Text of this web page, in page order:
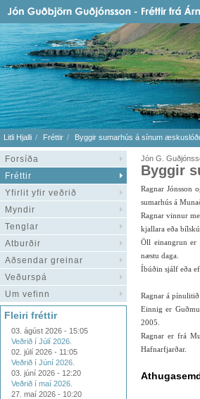
Litli Hjalli Fréttir Byggir sumarhús á sínum
Forsíða
Fréttir
Yfirlit yfir veðrið
Myndir
Tenglar
Atburðir
Aðsendar greinar
Veðurspá
Um vefinn
Fleiri fréttir
03. ágúst 2026 - 15:05
Veðrið í Júlí 2026.
02. júlí 2026 - 11:05
Veðrið í Júní 2026.
03. júní 2026 - 12:20
Veðrið í maí 2026.
27. maí 2026 - 10:20
Jón G.
Byggir
Ragnar Jónsson
sumarhús á
Ragnar vinnur
kjallara eða
Öll einangrun er
næstu daga.
Íbúðin sjálf eða
Ragnar á
Einnig er
2005.
Ragnar er frá
Hafnarfjarðar.